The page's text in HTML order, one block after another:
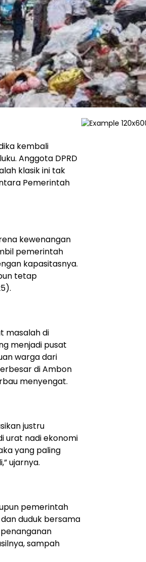
kembali
Anggota DPRD
klasik ini tak
Pemerintah
kewenangan
pemerintah
kapasitasnya.
tetap
masalah di
menjadi pusat
warga dari
di Ambon
menyengat.
justru
urat nadi ekonomi
yang paling
ujarnya.
pemerintah
duduk bersama
sampah